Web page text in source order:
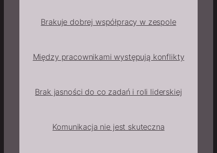
Brakuje dobrej współpracy w zespole
Między pracownikami występują konflikty
Brak jasności do co zadań i roli liderskiej
Komunikacja nie jest skuteczna